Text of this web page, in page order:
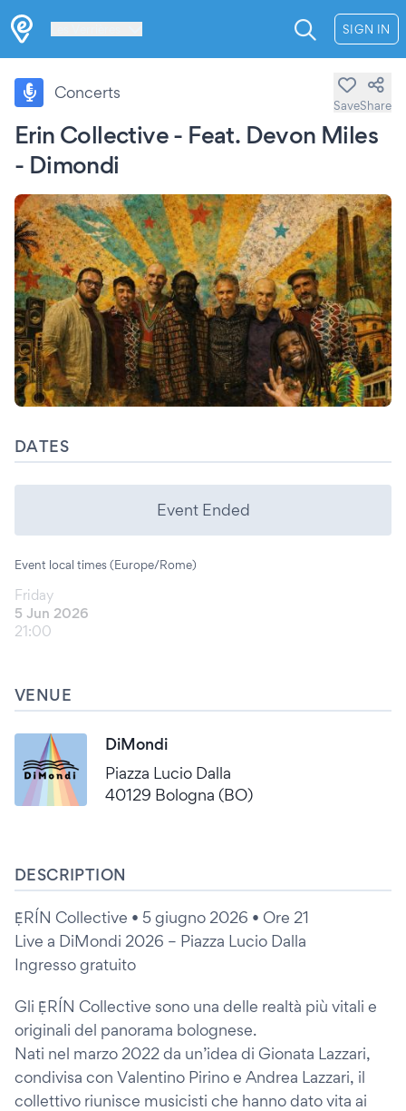
SIGN IN
Erin Collective - Feat. Devon Miles
- Dimondi
Concerts
SaveShare
DATES
Event Ended
Event local times (Europe/Rome)
Friday
5 Jun 2026
21:00
VENUE
DiMondi
Piazza Lucio Dalla
40129 Bologna (BO)
DESCRIPTION
Ẹ̀RÍN Collective • 5 giugno 2026 • Ore 21
Live a DiMondi 2026 – Piazza Lucio Dalla
Ingresso gratuito
Gli Ẹ̀RÍN Collective sono una delle realtà più vitali e
originali del panorama bolognese.
Nati nel marzo 2022 da un’idea di Gionata Lazzari,
condivisa con Valentino Pirino e Andrea Lazzari, il
collettivo riunisce musicisti che hanno dato vita ai